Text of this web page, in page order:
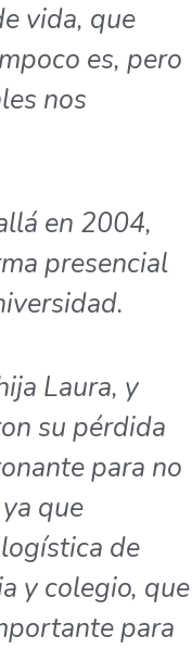
vida, que
es, pero
nos
en 2004,
presencial
Laura, y
su pérdida
para no
que
de
y colegio, que
para